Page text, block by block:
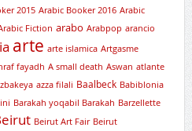
2015 Arabic Booker 2016 Arabic
Fiction arabo Arabpop arancio
arte arte islamica Artgasme
fayadh A small death Aswan atlante
azza filali Baalbeck Babiblonia
Barakah yoqabil Barakah Barzellette
Beirut Art Fair Beirut